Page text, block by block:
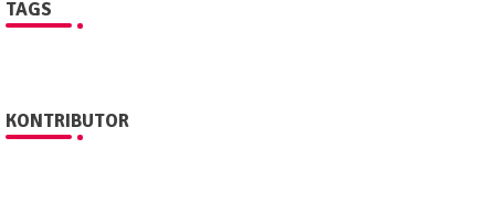
TAGS
KONTRIBUTOR